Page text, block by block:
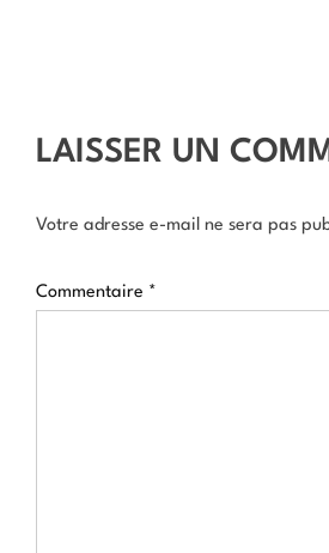
LAISSER UN
Votre adresse e-mail ne sera pas
Commentaire *